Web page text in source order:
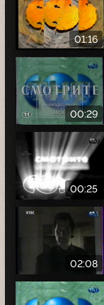
01:16
00:29
00:25
02:08